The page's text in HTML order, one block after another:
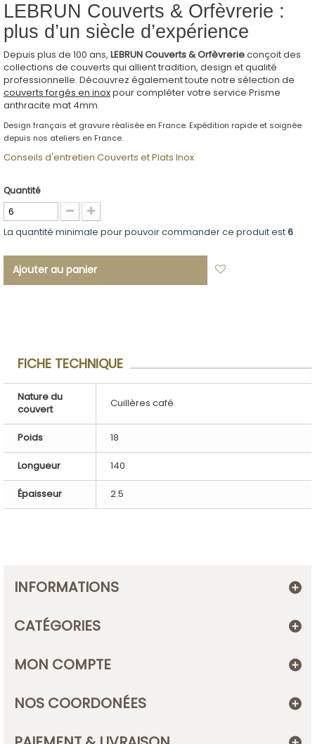
LEBRUN Couverts & Orfèvrerie :
plus d’un siècle d’expérience
Depuis plus de 100 ans, LEBRUN Couverts & Orfèvrerieconçoit des
collections de couverts qui allient tradition, design et qualité
professionnelle. Découvrez également toute notre sélection de
couverts forgés en inoxpour compléter votre service Prisme
anthracite mat 4mm.
Design français et gravure réalisée en France. Expédition rapide et soignée
depuis nos ateliers en France.
Conseils d'entretien Couverts et Plats Inox
Quantité
La quantité minimale pour pouvoir commander ce produit est6
Ajouter au panier
FICHE TECHNIQUE
Nature du
couvert
Cuillères café
Poids 18
Longueur 140
Épaisseur 2.5
INFORMATIONS
CATÉGORIES
MON COMPTE
NOS COORDONÉES